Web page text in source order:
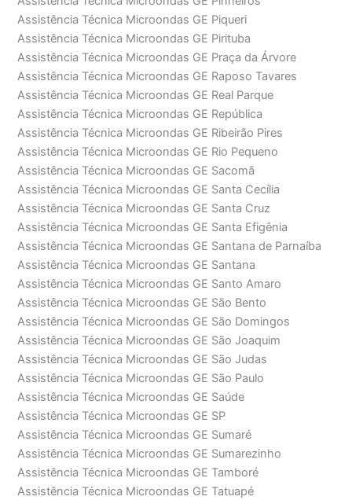
Assistência Técnica Microondas GE Piqueri
Assistência Técnica Microondas GE Pirituba
Assistência Técnica Microondas GE Praça da Árvore
Assistência Técnica Microondas GE Raposo Tavares
Assistência Técnica Microondas GE Real Parque
Assistência Técnica Microondas GE República
Assistência Técnica Microondas GE Ribeirão Pires
Assistência Técnica Microondas GE Rio Pequeno
Assistência Técnica Microondas GE Sacomã
Assistência Técnica Microondas GE Santa Cecília
Assistência Técnica Microondas GE Santa Cruz
Assistência Técnica Microondas GE Santa Efigênia
Assistência Técnica Microondas GE Santana de Parnaíba
Assistência Técnica Microondas GE Santana
Assistência Técnica Microondas GE Santo Amaro
Assistência Técnica Microondas GE São Bento
Assistência Técnica Microondas GE São Domingos
Assistência Técnica Microondas GE São Joaquim
Assistência Técnica Microondas GE São Judas
Assistência Técnica Microondas GE São Paulo
Assistência Técnica Microondas GE Saúde
Assistência Técnica Microondas GE SP
Assistência Técnica Microondas GE Sumaré
Assistência Técnica Microondas GE Sumarezinho
Assistência Técnica Microondas GE Tamboré
Assistência Técnica Microondas GE Tatuapé